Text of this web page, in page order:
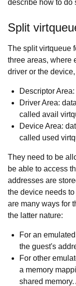
describe how to do
Split
The split virtqueue
three areas, where
driver or the
Descriptor
Driver Area:
called avail
Device Area:
called used
They need to be
be able to access
addresses are
the device needs
are many ways for
the latter nature:
For an
the guest's
For other
a memory
shared